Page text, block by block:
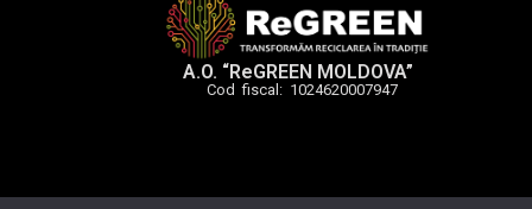
A.O. “ReGREEN MOLDOVA”
Cod fiscal: 1024620007947